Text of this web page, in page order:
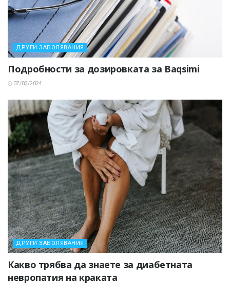
ДРУГИ ЗАБОЛЯВАНИЯ
Подробности за дозировката за Baqsimi
07/03/2024
ДРУГИ ЗАБОЛЯВАНИЯ
Какво трябва да знаете за диабетната
невропатия на краката